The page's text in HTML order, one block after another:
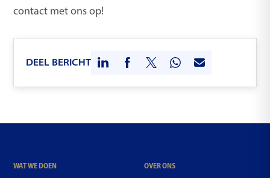
contact met ons op!
DEEL BERICHT
WAT WE DOEN OVER ONS